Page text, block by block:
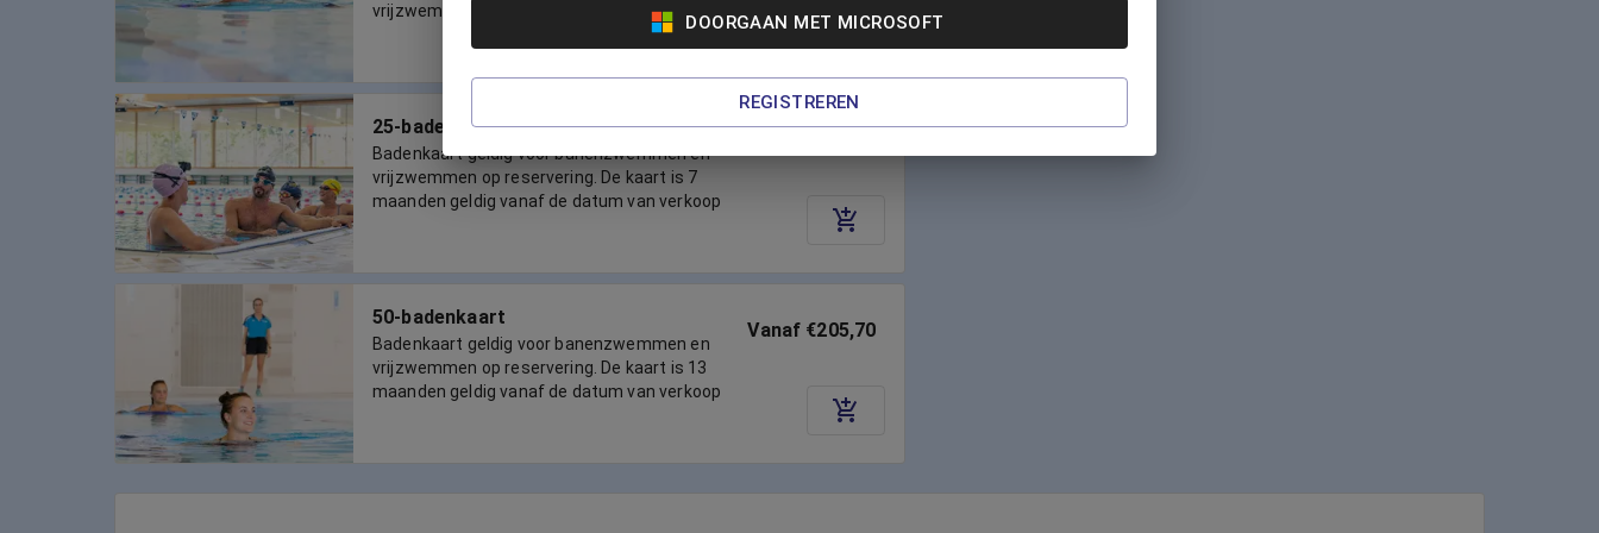
vrijzwemmen voor 50-plussers!
25-badenkaart
Badenkaart geldig voor banenzwemmen en
vrijzwemmen op reservering. De kaart is 7
maanden geldig vanaf de datum van verkoop
50-badenkaart
Badenkaart geldig voor banenzwemmen en
vrijzwemmen op reservering. De kaart is 13
maanden geldig vanaf de datum van verkoop
Vanaf €205,70
DOORGAAN MET MICROSOFT
REGISTREREN